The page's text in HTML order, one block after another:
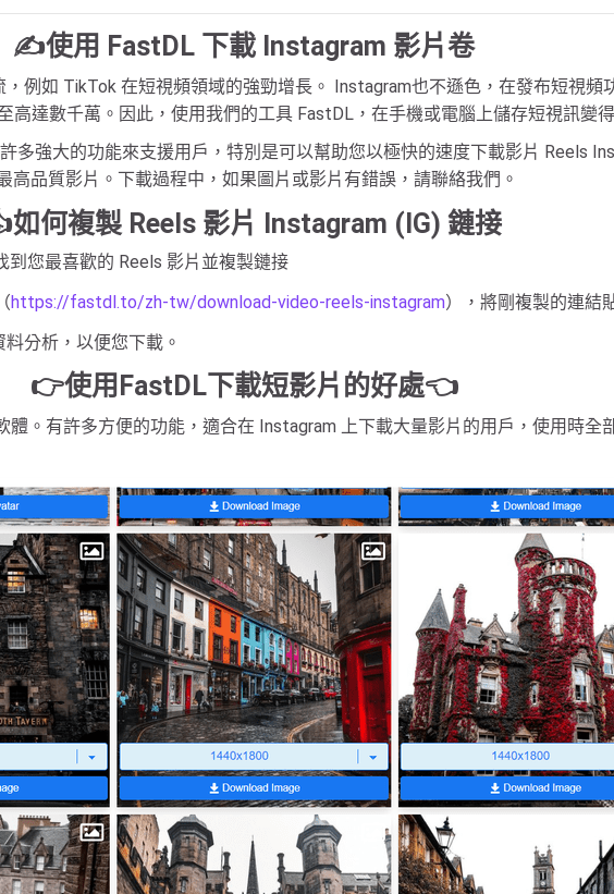
✍使用 FastDL 下載 Instagram 影片卷
例如 TikTok 在短視頻領域的強勁增長。 Instagram也不遜色，在發布短視頻
達數千萬。因此，使用我們的工具 FastDL，在手機或電腦上儲存短視訊變
多強大的功能來支援用戶，特別是可以幫助您以極快的速度下載影片 Reels
品質影片。下載過程中，如果圖片或影片有錯誤，請聯絡我們。
如何複製 Reels 影片 Instagram (IG) 鏈接
您最喜歡的 Reels 影片並複製鏈接
https://fastdl.to/zh-tw/download-video-reels-instagram），將剛複製的連結
分析，以便您下載。
👉使用FastDL下載短影片的好處👈
。有許多方便的功能，適合在 Instagram 上下載大量影片的用戶，使用時全